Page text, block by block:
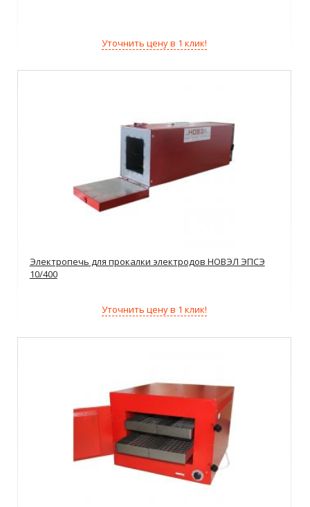
Уточнить цену в 1 клик!
Электропечь для прокалки электродов НОВЭЛ ЭПСЭ
10/400
Уточнить цену в 1 клик!